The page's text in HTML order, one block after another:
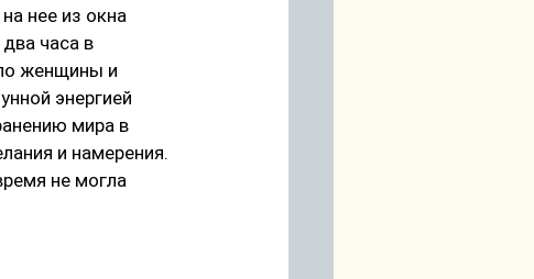
нее из окна
часа в
женщины и
энергией
мира в
и намерения.
не могла